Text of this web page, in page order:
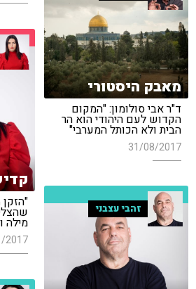
מאבק היסטורי
ד"ר אבי סולומון: "המקום
הקדוש לעם היהודי הוא הר
הבית ולא הכותל המערבי"
31/08/2017
מילה
2017
זהבי עצבני